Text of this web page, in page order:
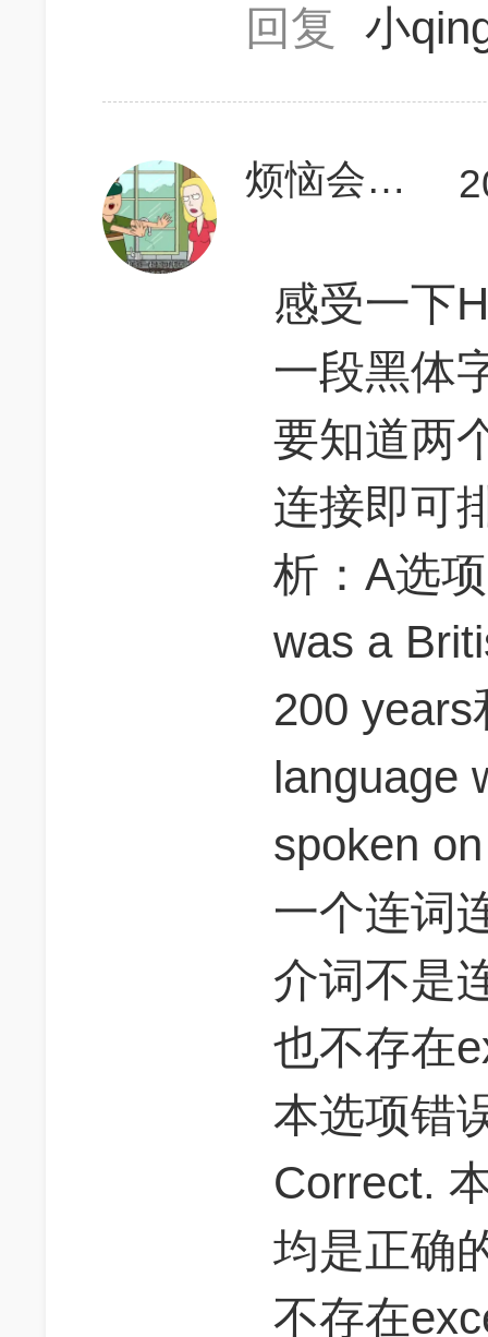
回复 小
烦恼会解决烦恼
感受一下
一段黑体
要知道两
连接即可
析：A选
was a
200
language
spoken
一个连词
介词不是
也不存在
本选项错
Correct.
均是正确
不存在